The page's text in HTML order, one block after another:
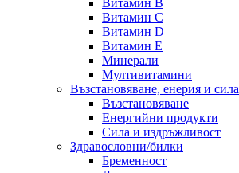
Витамин C
Витамин D
Витамин E
Минерали
Мултивитамини
Възстановяване, енерия и сила
Възстановяване
Енергийни продукти
Сила и издръжливост
Здравословни/билки
Бременност